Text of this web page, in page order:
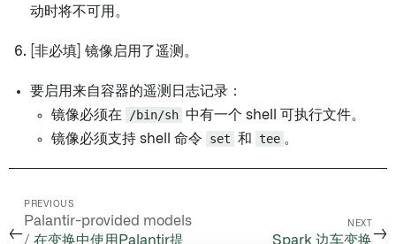
动时将不可用。
[非必填] 镜像启用了遥测。
要启用来自容器的遥测日志记录：
镜像必须在
/bin/sh 中有一个 shell 可执行文件。
镜像必须支持 shell 命令
set 和 tee 。
←
PREVIOUS
Palantir-provided models
/ 在变换中使用Palantir提
NEXT
Spark 边车变换→